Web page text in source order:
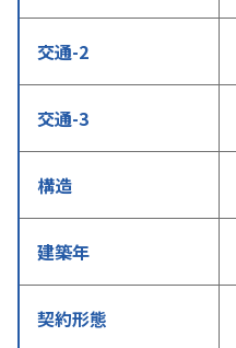
交通-2
交通-3
構造
建築年
契約形態